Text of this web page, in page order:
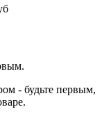
- будьте первым,